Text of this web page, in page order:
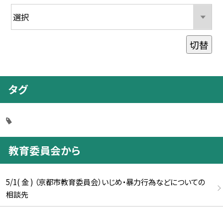
切替
タグ
教育委員会から
5/1( 金 ) （京都市教育委員会）いじめ・暴力行為などについての
相談先